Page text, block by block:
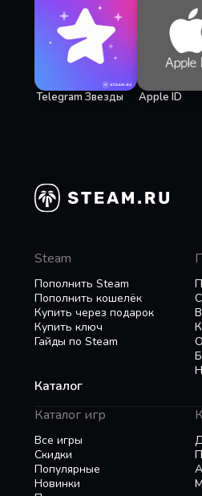
Telegram Звезды Apple ID
Steam
Пополнить Steam
Пополнить кошелёк
Купить через подарок
Купить ключ
Гайды по Steam
Каталог
Каталог игр
Все игры
Скидки
Популярные
Новинки